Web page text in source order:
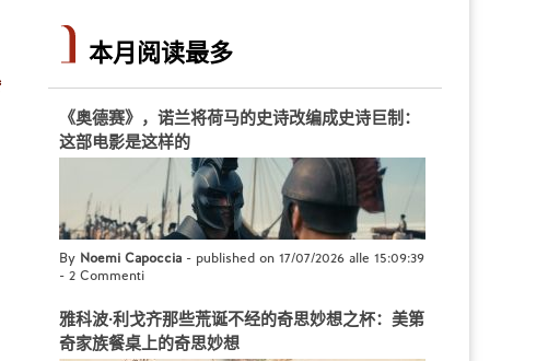
本月阅读最多
《奥德赛》，诺兰将荷马的史诗改编成史诗巨制：
这部电影是这样的
By Noemi Capoccia - published on 17/07/2026 alle 15:09:39
- 2 Commenti
雅科波·利戈齐那些荒诞不经的奇思妙想之杯：美第
奇家族餐桌上的奇思妙想